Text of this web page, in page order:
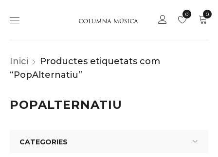
0
0
Inici
Productes etiquetats com
“PopAlternatiu”
POPALTERNATIU
CATEGORIES